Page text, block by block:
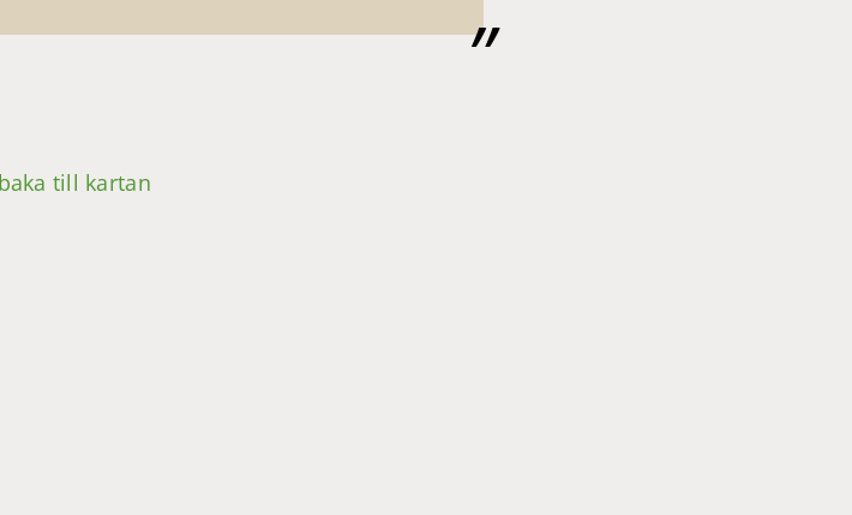
till kartan